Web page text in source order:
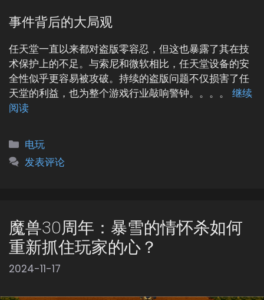
事件背后的大局观
任天堂一直以来都对盗版零容忍，但这也暴露了其在技
术保护上的不足。与索尼和微软相比，任天堂设备的安
全性似乎更容易被攻破。持续的盗版问题不仅损害了任
天堂的利益，也为整个游戏行业敲响警钟。。。。 继续
阅读
分
类
电玩
发表评论
魔兽30周年：暴雪的情怀杀如何
重新抓住玩家的心？
2024-11-17